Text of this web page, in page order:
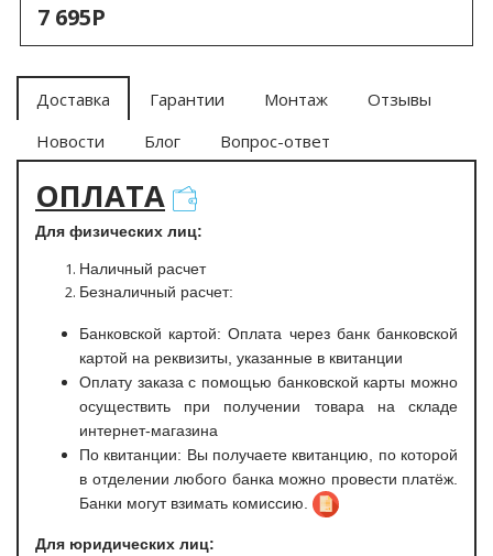
7 695Р
Доставка Гарантии Монтаж
Отзывы
Новости
Блог Вопрос-ответ
ОПЛАТА
Для физических лиц:
Наличный расчет
Безналичный расчет:
Банковской картой: Оплата через банк банковской
картой на реквизиты, указанные в квитанции
Оплату заказа с помощью банковской карты можно
осуществить при получении товара на складе
интернет-магазина
По квитанции: Вы получаете квитанцию, по которой
в отделении любого банка можно провести платёж.
Банки могут взимать комиссию.
Для юридических лиц: